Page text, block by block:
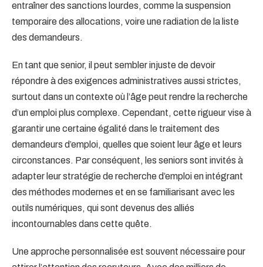
entraîner des sanctions lourdes, comme la suspension
temporaire des allocations, voire une radiation de la liste
des demandeurs.
En tant que senior, il peut sembler injuste de devoir
répondre à des exigences administratives aussi strictes,
surtout dans un contexte où l’âge peut rendre la recherche
d’un emploi plus complexe. Cependant, cette rigueur vise à
garantir une certaine égalité dans le traitement des
demandeurs d’emploi, quelles que soient leur âge et leurs
circonstances. Par conséquent, les seniors sont invités à
adapter leur stratégie de recherche d’emploi en intégrant
des méthodes modernes et en se familiarisant avec les
outils numériques, qui sont devenus des alliés
incontournables dans cette quête.
Une approche personnalisée est souvent nécessaire pour